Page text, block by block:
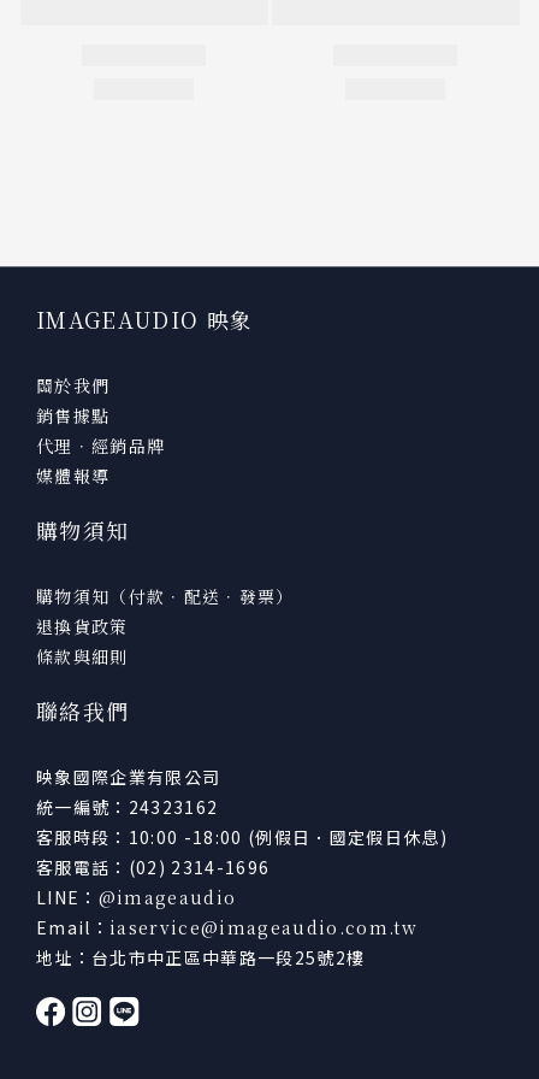
IMAGEAUDIO 映象
關於我們
銷售據點
代理．經銷品牌
媒體報導
購物須知
購物須知（付款．配送．發票）
退換貨政策
條款與細則
聯絡我們
映象國際企業有限公司
統一編號：24323162
客服時段：10:00 -18:00 (例假日．國定假日休息)
客服電話：(02) 2314-1696
LINE： @imageaudio
Email： iaservice@imageaudio.com.tw
地址：台北市中正區中華路一段25號2樓